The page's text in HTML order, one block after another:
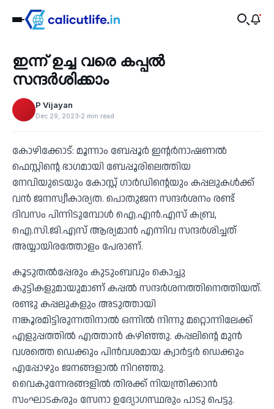
‹
Tourism
ഇന്ന് ഉച്ച വരെ കപ്പൽ
സന്ദർശിക്കാം
P Vijayan
Dec 29, 2023 2 min read
കോഴിക്കോട്: മൂന്നാം ബേപ്പൂർ ഇന്റർനാഷണൽ
ഫെസ്റ്റിന്റെ ഭാഗമായി ബേപ്പൂരിലെത്തിയ
നേവിയുടെയും കോസ്റ്റ് ഗാര്‍ഡിന്റെയും കപ്പലുകൾക്ക്
വൻ ജനസ്വീകാര്യത. പൊതുജന സന്ദർശനം രണ്ട്
ദിവസം പിന്നിടുമ്പോൾ ഐ.എൻ.എസ് കബ്ര,
ഐ.സി.ജി.എസ് ആര്യമാൻ എന്നിവ സന്ദർശിച്ചത്
അയ്യായിരത്തോളം പേരാണ്.
കൂടുതൽപ്പേരും കുടുംബവും കൊച്ചു
കുട്ടികളുമായുമാണ് കപ്പൽ സന്ദർശനത്തിനെത്തിയത്.
രണ്ടു കപ്പലുകളും അടുത്തായി
നങ്കൂരമിട്ടിരുന്നതിനാൽ ഒന്നിൽ നിന്നു മറ്റൊന്നിലേക്ക്
എളുപ്പത്തിൽ എത്താൻ കഴിഞ്ഞു. കപ്പലിന്റെ മുൻ
വശത്തെ ഡെക്കും പിൻവശമായ ക്വാർട്ടർ ഡെക്കും
എപ്പോഴും ജനങ്ങളാൽ നിറഞ്ഞു.
വൈകുന്നേരങ്ങളിൽ തിരക്ക് നിയന്ത്രിക്കാൻ
സംഘാടകരും സേനാ ഉദ്യോഗസ്ഥരും പാടു പെട്ടു.